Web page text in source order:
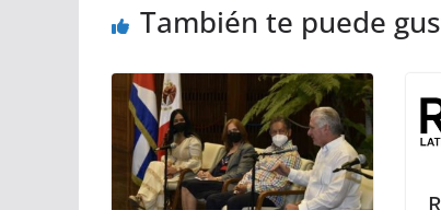
También te puede